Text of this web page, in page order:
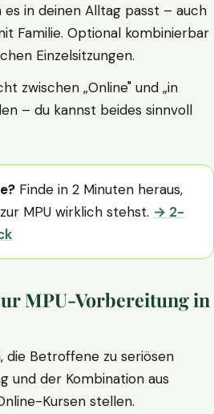
es in deinen Alltag passt – auch
Familie. Optional kombinierbar
Einzelsitzungen.
zwischen „Online" und „in
– du kannst beides sinnvoll
Finde in 2 Minuten heraus,
MPU wirklich stehst. → 2-
MPU-Vorbereitung in
die Betroffene zu seriösen
und der Kombination aus
Kursen stellen.